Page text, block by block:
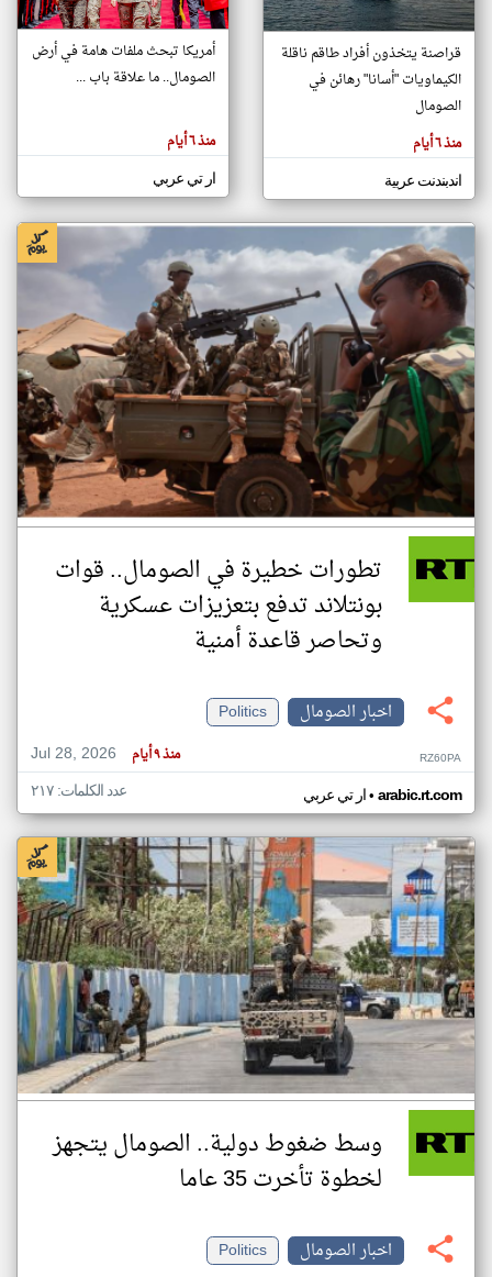
تغيير الدولة
اخبار الصومال على مدار الساعة
أهم اخبار الصومال العاجلة والمباشرة
المقالات
هنا عن
وجهة
كاتبيها.
قراصنة يتخذون أفراد طاقم ناقلة
الكيماويات "أسانا" رهائن في
الصومال
منذ ٦ أيام
اندبندنت عربية
أمريكا تبحث ملفات هامة في أرض
الصومال.. ما علاقة باب ...
منذ ٦ أيام
ار تي عربي
تطورات خطيرة في الصومال.. قوات
بونتلاند تدفع بتعزيزات عسكرية
وتحاصر قاعدة أمنية
اخبار الصومال
Politics
Jul 28, 2026
منذ ٩ أيام RZ60PA
ار تي عربي• arabic.rt.com عدد الكلمات: ٢١٧
وسط ضغوط دولية.. الصومال يتجهز
لخطوة تأخرت 35 عاما
اخبار الصومال
Politics
klyoum.com